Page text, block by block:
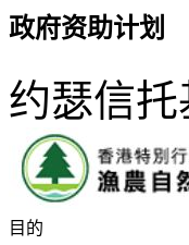
政府资助计划
约瑟信托
目的